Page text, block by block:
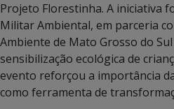
Projeto Florestinha. A iniciativa
Militar Ambiental, em parceria
Ambiente de Mato Grosso do
sensibilização ecológica de
evento reforçou a importância
como ferramenta de